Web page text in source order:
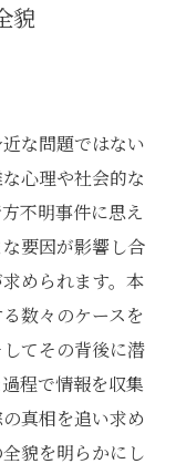
貌
な問題ではない
心理や社会的な
不明事件に思え
要因が影響し合
められます。本
数々のケースを
てその背後に潜
程で情報を収集
真相を追い求め
貌を明らかにし